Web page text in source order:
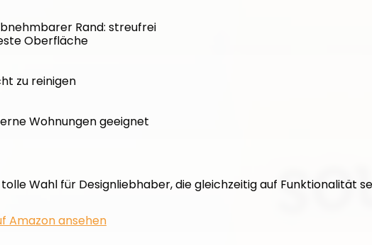
Rand: streufrei
Oberfläche
zu reinigen
Wohnungen geeignet
tolle Wahl für Designliebhaber, die gleichzeitig auf Funktionalität
Amazon ansehen